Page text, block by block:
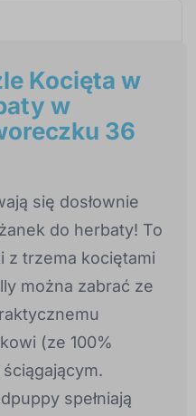
Kocięta w
w
36
się dosłownie
do herbaty! To
z trzema kociętami
można zabrać ze
(ze 100%
spełniają